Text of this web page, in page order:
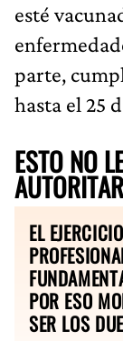
esté
parte,
hasta el 25
ESTO NO
EL
POR ESO
SER LOS